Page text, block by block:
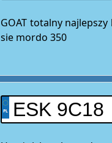
GOAT totalny
sie mordo 350
ESK 9C18